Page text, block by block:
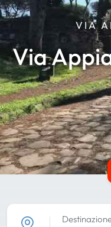
VIA
Via